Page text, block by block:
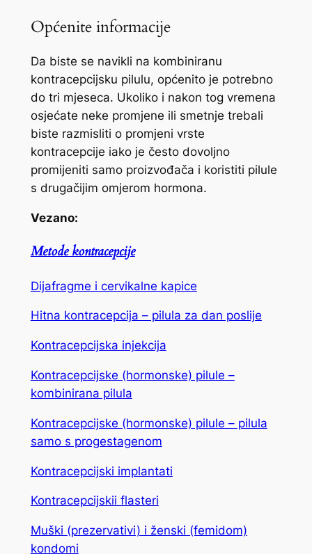
Općenite informacije
Da biste se navikli na kombiniranu
kontracepcijsku pilulu, općenito je potrebno
do tri mjeseca. Ukoliko i nakon tog vremena
osjećate neke promjene ili smetnje trebali
biste razmisliti o promjeni vrste
kontracepcije iako je često dovoljno
promijeniti samo proizvođača i koristiti pilule
s drugačijim omjerom hormona.
Vezano:
Metode kontracepcije
Dijafragme i cervikalne kapice
Hitna kontracepcija – pilula za dan poslije
Kontracepcijska injekcija
Kontracepcijske (hormonske) pilule –
kombinirana pilula
Kontracepcijske (hormonske) pilule – pilula
samo s progestagenom
Kontracepcijski implantati
Kontracepcijskii flasteri
Muški (prezervativi) i ženski (femidom)
kondomi